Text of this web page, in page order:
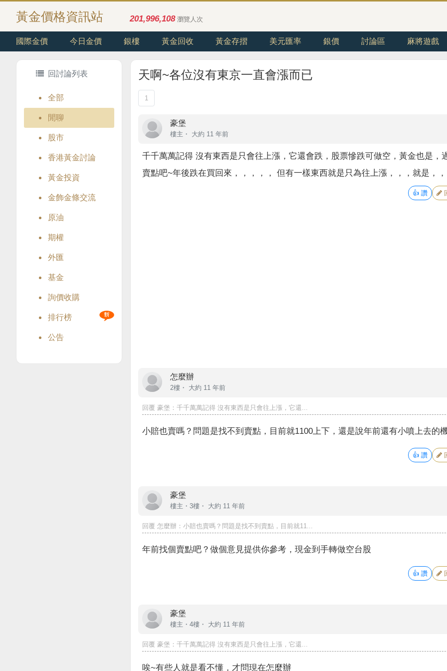
黃金價格資訊站 201,996,108 瀏覽人次
國際金價 今日金價 銀樓 黃金回收 黃金存摺 美元匯率 銀價 討論區 麻將遊戲
回討論列表
全部
閒聊
股市
香港黃金討論
黃金投資
金飾金條交流
原油
期權
外匯
基金
詢價收購
排行榜
公告
天啊~各位沒有東京一直會漲而已
1
豪堡
樓主 ・ 大約 11 年前
千千萬萬記得 沒有東西是只會往上漲，它還會跌，股票慘跌可做空，黃金也是，
賣點吧~年後跌在買回來，，，，， 但有一樣東西就是只為往上漲，，，就是，
👍 讚
怎麼辦
2樓・ 大約 11 年前
回覆豪堡 ：千千萬萬記得 沒有東西是只會往上漲，它還...
小賠也賣嗎？問題是找不到賣點，目前就1100上下，還是說年前還有小噴上去的
👍 讚
豪堡
樓主 ・3樓・ 大約 11 年前
回覆怎麼辦 ：小賠也賣嗎？問題是找不到賣點，目前就11...
年前找個賣點吧？做個意見提供你參考，現金到手轉做空台股
👍 讚
豪堡
樓主 ・4樓・ 大約 11 年前
回覆豪堡 ：千千萬萬記得 沒有東西是只會往上漲，它還...
唉~有些人就是看不懂，才問現在怎麼辦